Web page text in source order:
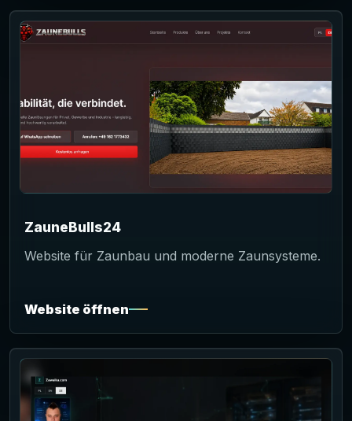
ZauneBulls24
Website für Zaunbau und moderne Zaunsysteme.
Website öffnen